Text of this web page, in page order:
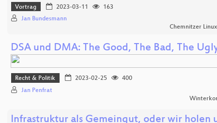
Vortrag 2023-03-11
163
Jan Bundesmann
Chemnitzer
DSA und DMA: The Good, The Bad, The
Recht & Politik 2023-02-25
400
Jan Penfrat
Infrastruktur als Gemeingut, oder wir holen